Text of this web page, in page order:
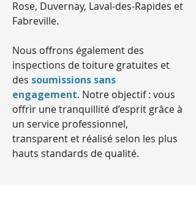
Rose, Duvernay, Laval-des-Rapides et
Fabreville.
Nous offrons également des
inspections de toiture gratuites et
des soumissions sans
engagement. Notre objectif : vous
offrir une tranquillité d’esprit grâce à
un service professionnel,
transparent et réalisé selon les plus
hauts standards de qualité.